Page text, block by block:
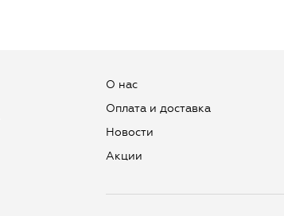
О нас
Оплата и доставка
Новости
Aкции